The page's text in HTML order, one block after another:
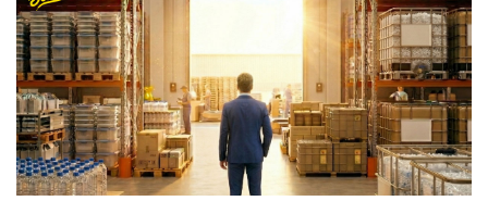
เพจชื่อ ‘ไปให้ถึง100ล้าน’ แล้วคนทำถึงหรือยัง?